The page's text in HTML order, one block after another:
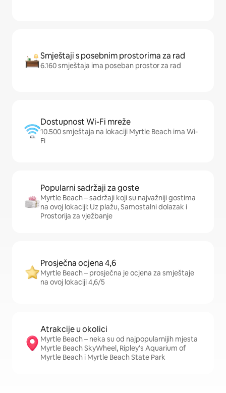
Smještaji s posebnim prostorima za rad
6.160 smještaja ima poseban prostor za rad
Dostupnost Wi-Fi mreže
10.500 smještaja na lokaciji Myrtle Beach ima Wi-
Fi
Popularni sadržaji za goste
Myrtle Beach – sadržaji koji su najvažniji gostima
na ovoj lokaciji: Uz plažu, Samostalni dolazak i
Prostorija za vježbanje
Prosječna ocjena 4,6
Myrtle Beach – prosječna je ocjena za smještaje
na ovoj lokaciji 4,6/5
Atrakcije u okolici
Myrtle Beach – neka su od najpopularnijih mjesta
Myrtle Beach SkyWheel, Ripley's Aquarium of
Myrtle Beach i Myrtle Beach State Park